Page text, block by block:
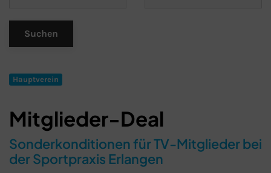
Hauptverein
Mitglieder-Deal
Sonderkonditionen für TV-Mitglieder bei
der Sportpraxis Erlangen